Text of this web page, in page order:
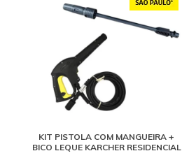
KIT PISTOLA COM MANGUEIRA +
BICO LEQUE KARCHER RESIDENCIAL